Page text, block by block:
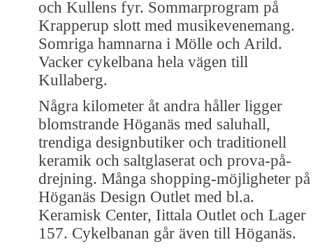
och Kullens fyr. Sommarprogram på
Krapperup slott med musikevenemang.
Somriga hamnarna i Mölle och Arild.
Vacker cykelbana hela vägen till
Kullaberg.
Några kilometer åt andra håller ligger
blomstrande Höganäs med saluhall,
trendiga designbutiker och traditionell
keramik och saltglaserat och prova-på-
drejning. Många shopping-möjligheter på
Höganäs Design Outlet med bl.a.
Keramisk Center, Iittala Outlet och Lager
157. Cykelbanan går även till Höganäs.